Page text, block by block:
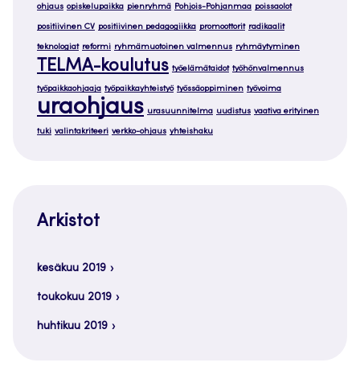
ohjaus opiskelupaikka pienryhmä Pohjois-Pohjanmaa poissaolot
positiivinen CV positiivinen pedagogiikka promoottorit radikaalit
teknologiat reformi ryhmämuotoinen valmennus ryhmäytyminen
TELMA-koulutus työelämätaidot työhönvalmennus
työpaikkaohjaaja työpaikkayhteistyö työssäoppiminen työvoima
uraohjaus urasuunnitelma uudistus vaativa erityinen
tuki valintakriteeri verkko-ohjaus yhteishaku
Arkistot
kesäkuu 2019
toukokuu 2019
huhtikuu 2019